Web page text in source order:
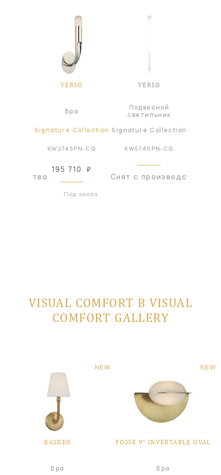
VERSO
Бра
Signature Collection
KW2745PN-CG
195 710 ₽
Под заказ
VERSO
Подвесной
светильник
Signature Collection
KW5740PN-CG
Снят с производстваСнят с
VISUAL COMFORT В VISUAL
COMFORT GALLERY
NEW
BASDEN
Бра
NEW
FOSSE 9" INVERTABLE OVAL
Бра